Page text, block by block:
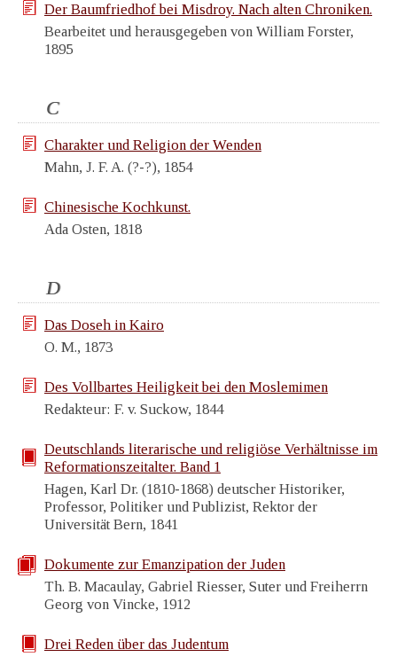
Der Baumfriedhof bei Misdroy. Nach alten Chroniken.
Bearbeitet und herausgegeben von William Forster,
1895
C
Charakter und Religion der Wenden
Mahn, J. F. A. (?-?), 1854
Chinesische Kochkunst.
Ada Osten, 1818
D
Das Doseh in Kairo
O. M., 1873
Des Vollbartes Heiligkeit bei den Moslemimen
Redakteur: F. v. Suckow, 1844
Deutschlands literarische und religiöse Verhältnisse im
Reformationszeitalter. Band 1
Hagen, Karl Dr. (1810-1868) deutscher Historiker,
Professor, Politiker und Publizist, Rektor der
Universität Bern, 1841
Dokumente zur Emanzipation der Juden
Th. B. Macaulay, Gabriel Riesser, Suter und Freiherrn
Georg von Vincke, 1912
Drei Reden über das Judentum